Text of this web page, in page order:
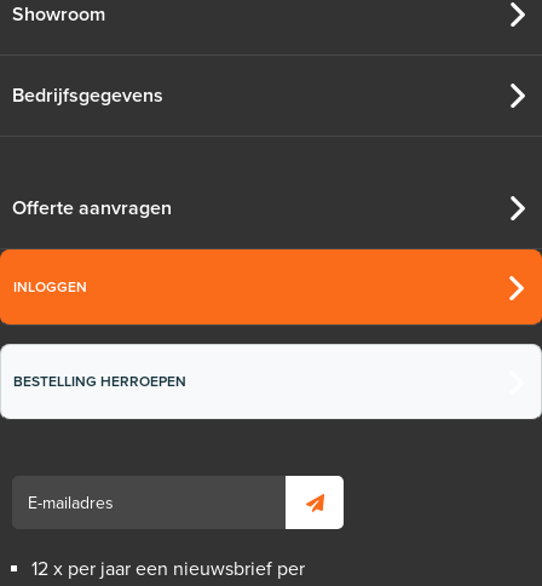
Showroom
Bedrijfsgegevens
Offerte aanvragen
INLOGGEN
BESTELLING HERROEPEN
12 x per jaar een nieuwsbrief per